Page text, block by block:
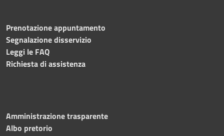
Prenotazione appuntamento
Segnalazione disservizio
Leggi le FAQ
Richiesta di assistenza
Amministrazione trasparente
Albo pretorio